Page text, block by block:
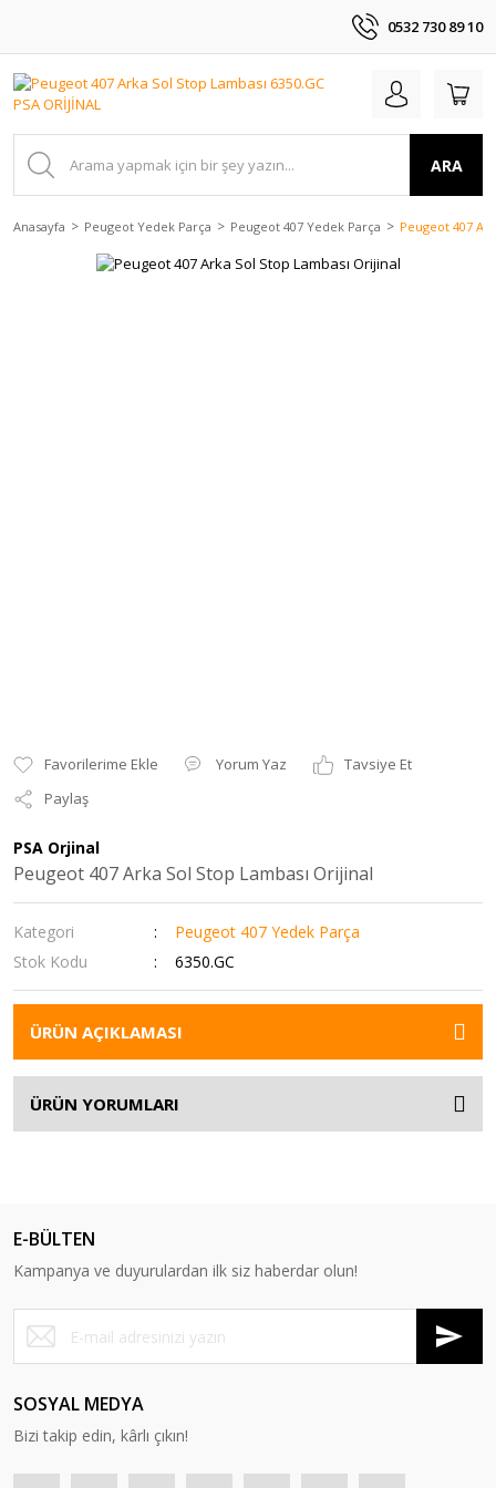
0532 730 89 10
ARA
Anasayfa Peugeot Yedek Parça Peugeot 407 Yedek Parça Peugeot 407
Yorum Yaz
Tavsiye Et
Paylaş
PSA Orjinal
Peugeot 407 Arka Sol Stop Lambası Orijinal
Kategori
Peugeot 407 Yedek Parça
Stok Kodu
6350.GC
ÜRÜN AÇIKLAMASI
ÜRÜN YORUMLARI
E-BÜLTEN
Kampanya ve duyurulardan ilk siz haberdar olun!
SOSYAL MEDYA
Bizi takip edin, kârlı çıkın!